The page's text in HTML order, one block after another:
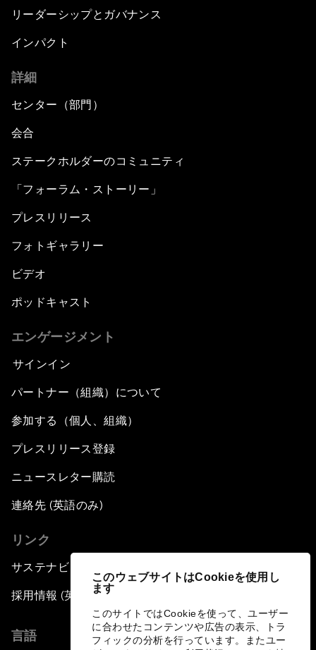
このウェブサイトはCookieを使用し
ます
このサイトではCookieを使って、ユーザー
に合わせたコンテンツや広告の表示、トラ
フィックの分析を行っています。またユー
リーダーシップとガバナンス
インパクト
詳細
センター（部門）
会合
ステークホルダーのコミュニティ
「フォーラム・ストーリー」
プレスリリース
フォトギャラリー
ビデオ
ポッドキャスト
エンゲージメント
サインイン
パートナー（組織）について
参加する（個人、組織）
プレスリリース登録
ニュースレター購読
連絡先 (英語のみ)
リンク
サステナビリティへの取り組み
採用情報 (英語のみ)
言語